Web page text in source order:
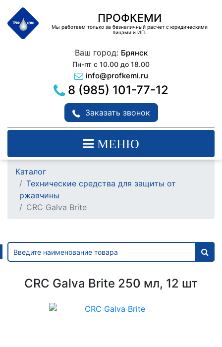
ПРОФКЕМИ
Мы работаем только за безналичный расчет с юридическими
лицами и ИП.
Ваш город: Брянск
Пн-пт с 10.00 до 18.00
info@profkemi.ru
8 (985) 101-77-12
Заказать звонок
МЕНЮ
Каталог
Технические средства для защиты от
ржавчины
CRC Galva Brite
CRC Galva Brite 250 мл, 12 шт